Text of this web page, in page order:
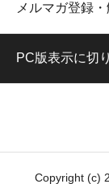
メルマガ登録
PC版表示に切
Copyright (c)